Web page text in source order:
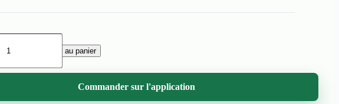
Ajouter au panier
Commander sur l'application